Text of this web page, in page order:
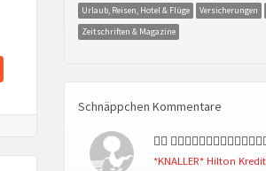
Urlaub, Reisen, Hotel & Flüge
Versicherungen
Zeitschriften & Magazine
Schnäppchen Kommentare
👍🏻
*KNALLER* Hilton